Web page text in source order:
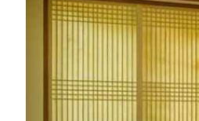
전기충전소 음식용어사전